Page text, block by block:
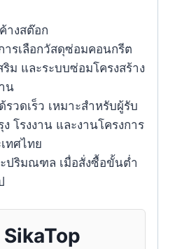
างสต๊อก
รเลือกวัสดุซ่อมคอนกรีต
ริม และระบบซ่อมโครงสร้าง
น
รวดเร็ว เหมาะสำหรับผู้รับ
โรงงาน และงานโครงการ
ทศไทย
ะปริมณฑล เมื่อสั่งซื้อขั้นต่ำ